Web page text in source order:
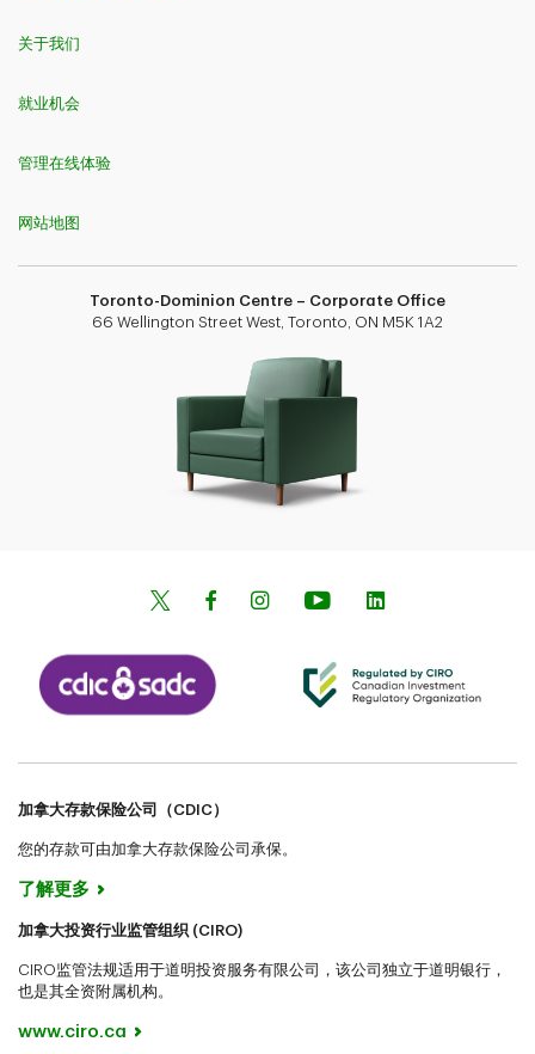
关于我们
就业机会
管理在线体验
网站地图
Toronto-Dominion Centre – Corporate Office
66 Wellington Street West, Toronto, ON M5K 1A2
加拿大存款保险公司（CDIC）
您的存款可由加拿大存款保险公司承保。
了解更多
加拿大投资行业监管组织 (CIRO)
CIRO监管法规适用于道明投资服务有限公司，该公司独立于道明银行，
也是其全资附属机构。
www.ciro.ca